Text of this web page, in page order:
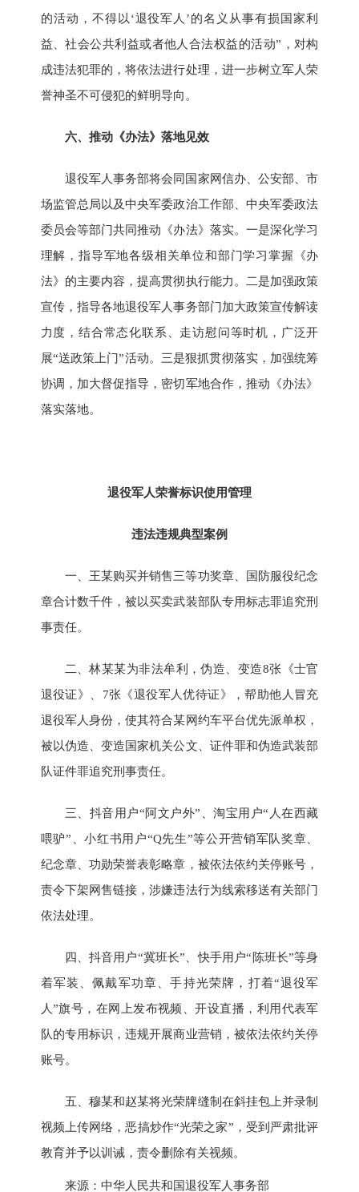
的活动，不得以‘退役军人’的名义从事有损国家利
益、社会公共利益或者他人合法权益的活动”，对构
成违法犯罪的，将依法进行处理，进一步树立军人荣
誉神圣不可侵犯的鲜明导向。
六、推动《办法》落地见效
退役军人事务部将会同国家网信办、公安部、市
场监管总局以及中央军委政治工作部、中央军委政法
委员会等部门共同推动《办法》落实。一是深化学习
理解，指导军地各级相关单位和部门学习掌握《办
法》的主要内容，提高贯彻执行能力。二是加强政策
宣传，指导各地退役军人事务部门加大政策宣传解读
力度，结合常态化联系、走访慰问等时机，广泛开
展“送政策上门”活动。三是狠抓贯彻落实，加强统筹
协调，加大督促指导，密切军地合作，推动《办法》
落实落地。
退役军人荣誉标识使用管理
违法违规典型案例
一、王某购买并销售三等功奖章、国防服役纪念
章合计数千件，被以买卖武装部队专用标志罪追究刑
事责任。
二、林某某为非法牟利，伪造、变造8张《士官
退役证》、7张《退役军人优待证》，帮助他人冒充
退役军人身份，使其符合某网约车平台优先派单权，
被以伪造、变造国家机关公文、证件罪和伪造武装部
队证件罪追究刑事责任。
三、抖音用户“阿文户外”、淘宝用户“人在西藏
喂驴”、小红书用户“Q先生”等公开营销军队奖章、
纪念章、功勋荣誉表彰略章，被依法依约关停账号，
责令下架网售链接，涉嫌违法行为线索移送有关部门
依法处理。
四、抖音用户“冀班长”、快手用户“陈班长”等身
着军装、佩戴军功章、手持光荣牌，打着“退役军
人”旗号，在网上发布视频、开设直播，利用代表军
队的专用标识，违规开展商业营销，被依法依约关停
账号。
五、穆某和赵某将光荣牌缝制在斜挂包上并录制
视频上传网络，恶搞炒作“光荣之家”，受到严肃批评
教育并予以训诫，责令删除有关视频。
来源：中华人民共和国退役军人事务部